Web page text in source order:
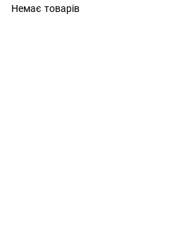
Немає товарів